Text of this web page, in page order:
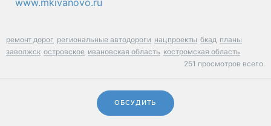
www.mkivanovo.ru
ремонт дорог региональные автодороги нацпроекты бкад планы
заволжск островское ивановская область костромская область
251 просмотров всего.
ОБСУДИТЬ